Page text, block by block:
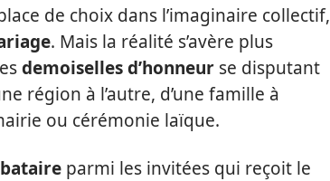
de choix dans l’imaginaire collectif,
. Mais la réalité s’avère plus
demoiselles d’honneur se disputant
région à l’autre, d’une famille à
ou cérémonie laïque.
parmi les invitées qui reçoit le